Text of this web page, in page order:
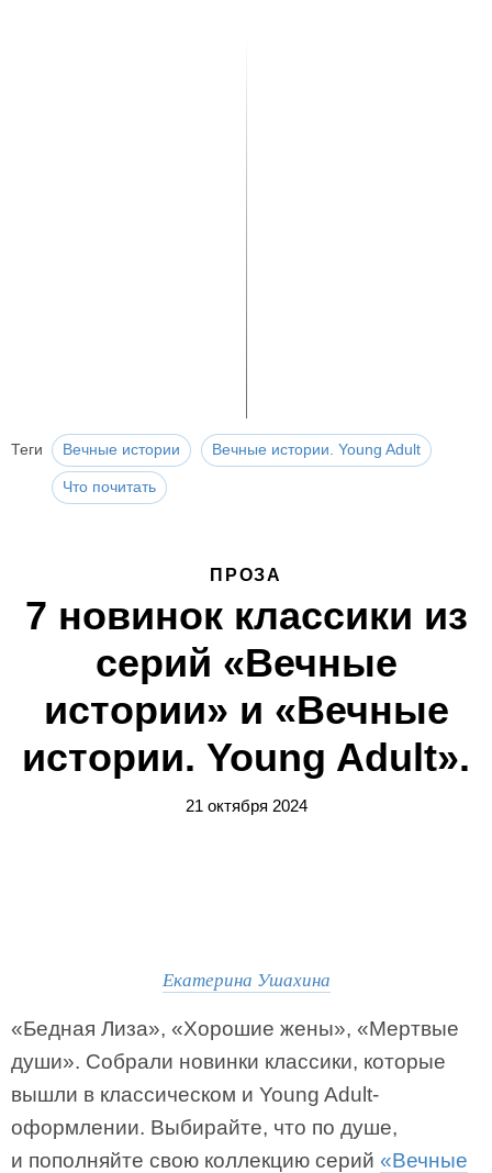
Теги Вечные истории Вечные истории. Young Adult
Что почитать
ПРОЗА
7 новинок классики из
серий «Вечные
истории» и «Вечные
истории. Young Adult».
21 октября 2024
Екатерина Ушахина
«Бедная Лиза», «Хорошие жены», «Мертвые
души». Собрали новинки классики, которые
вышли в классическом и Young Adult-
оформлении. Выбирайте, что по душе,
и пополняйте свою коллекцию серий «Вечные